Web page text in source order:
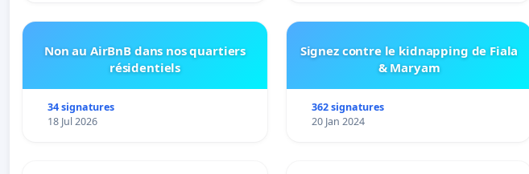
Non au AirBnB dans nos quartiers
résidentiels
34 signatures
18 Jul 2026
Signez contre le kidnapping de Fiala
& Maryam
362 signatures
20 Jan 2024